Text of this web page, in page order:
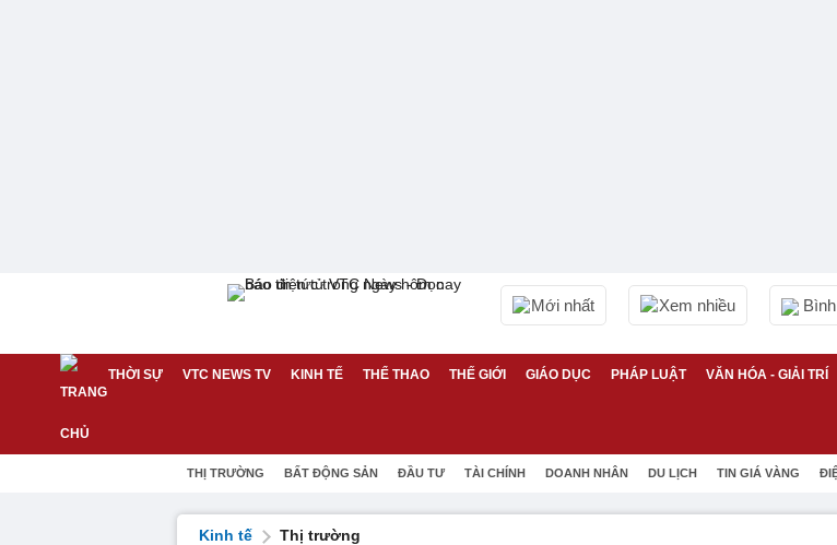
Mới nhất Xem nhiều
THỜI SỰ VTC NEWS TV KINH TẾ THỂ THAO THẾ GIỚI GIÁO DỤC PHÁP LUẬT VĂN HÓA - GIẢI TRÍ
THỊ TRƯỜNG BẤT ĐỘNG SẢN ĐẦU TƯ TÀI CHÍNH DOANH NHÂN DU LỊCH TIN GIÁ VÀNG
Kinh tế Thị trường